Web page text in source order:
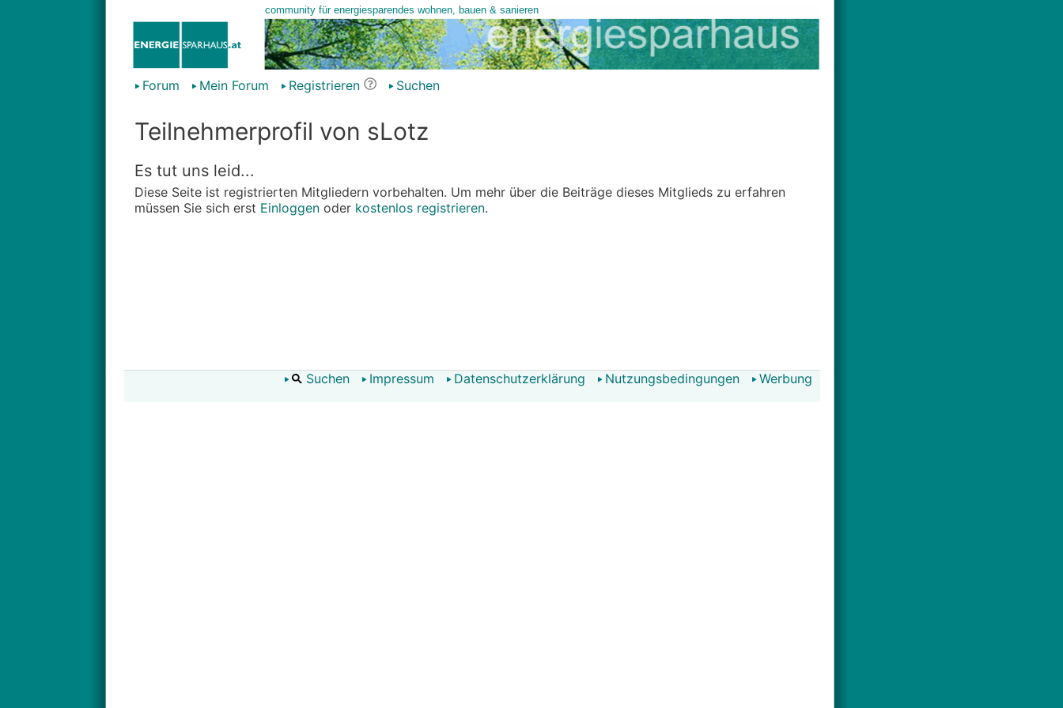
Forum Mein Forum Registrieren Suchen
Teilnehmerprofil von sLotz
Es tut uns leid...
Diese Seite ist registrierten Mitgliedern vorbehalten. Um mehr über die Beiträge dieses Mitglieds zu erfahren
müssen Sie sich erst Einloggenoder kostenlos registrieren.
Suchen Impressum Datenschutzerklärung Nutzungsbedingungen Werbung